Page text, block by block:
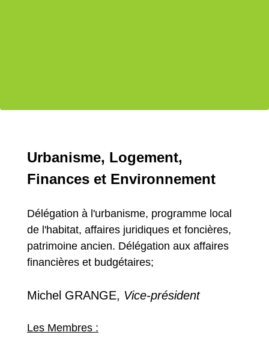
Urbanisme, Logement,
Finances et Environnement
Délégation à l'urbanisme, programme local
de l'habitat, affaires juridiques et foncières,
patrimoine ancien. Délégation aux affaires
financières et budgétaires;
Michel GRANGE, Vice-président
Les Membres :